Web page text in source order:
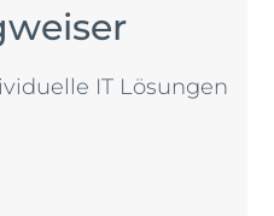
IT Lösungen